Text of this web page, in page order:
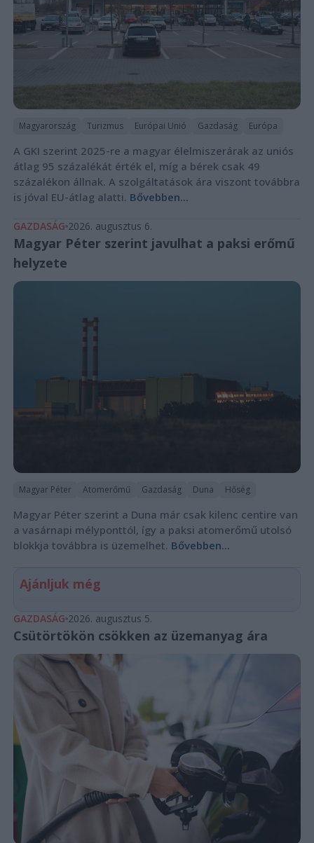
Magyarország Turizmus Európai Unió Gazdaság Európa
A GKI szerint 2025-re a magyar élelmiszerárak az uniós
átlag 95 százalékát érték el, míg a bérek csak 49
százalékon állnak. A szolgáltatások ára viszont továbbra
is jóval EU-átlag alatti. Bővebben...
GAZDASÁG 2026. augusztus 6.
Magyar Péter szerint javulhat a paksi erőmű
helyzete
Magyar Péter Atomerőmű Gazdaság Duna Hőség
Magyar Péter szerint a Duna már csak kilenc centire van
a vasárnapi mélyponttól, így a paksi atomerőmű utolsó
blokkja továbbra is üzemelhet. Bővebben...
Ajánljuk még
GAZDASÁG 2026. augusztus 5.
Csütörtökön csökken az üzemanyag ára